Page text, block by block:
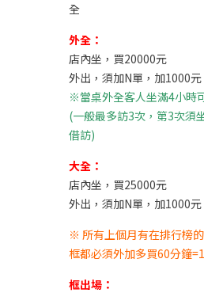
全
外全：
店內坐，買20000元
外出，須加N單，加1000
※當桌外全客人坐滿4小時
(一般最多訪3次，第3次須
借訪)
大全：
店內坐，買25000元
外出，須加N單，加1000
※ 所有上個月有在排行榜
框都必須外加多買60分鐘
框出場：